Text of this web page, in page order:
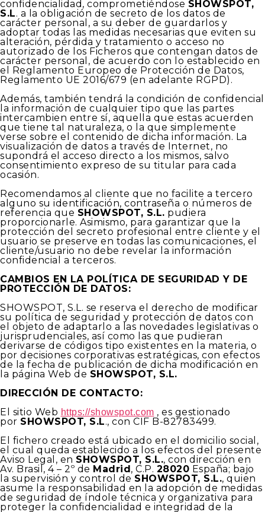
confidencialidad, comprometiéndose SHOWSPOT,
S.L. a la obligación de secreto de los datos de
carácter personal, a su deber de guardarlos y
adoptar todas las medidas necesarias que eviten su
alteración, pérdida y tratamiento o acceso no
autorizado de los Ficheros que contengan datos de
carácter personal, de acuerdo con lo establecido en
el Reglamento Europeo de Protección de Datos,
Reglamento UE 2016/679 (en adelante RGPD).
Además, también tendrá la condición de confidencial
la información de cualquier tipo que las partes
intercambien entre sí, aquella que estas acuerden
que tiene tal naturaleza, o la que simplemente
verse sobre el contenido de dicha información. La
visualización de datos a través de Internet, no
supondrá el acceso directo a los mismos, salvo
consentimiento expreso de su titular para cada
ocasión.
Recomendamos al cliente que no facilite a tercero
alguno su identificación, contraseña o números de
referencia que SHOWSPOT, S.L. pudiera
proporcionarle. Asimismo, para garantizar que la
protección del secreto profesional entre cliente y el
usuario se preserve en todas las comunicaciones, el
cliente/usuario no debe revelar la información
confidencial a terceros.
CAMBIOS EN LA POLÍTICA DE SEGURIDAD Y DE
PROTECCIÓN DE DATOS:
SHOWSPOT, S.L. se reserva el derecho de modificar
su política de seguridad y protección de datos con
el objeto de adaptarlo a las novedades legislativas o
jurisprudenciales, así como las que pudieran
derivarse de códigos tipo existentes en la materia, o
por decisiones corporativas estratégicas, con efectos
de la fecha de publicación de dicha modificación en
la página Web de SHOWSPOT, S.L.
DIRECCIÓN DE CONTACTO:
El sitio Web https://showspot.com , es gestionado
por SHOWSPOT, S.L., con CIF B-82783499.
El fichero creado está ubicado en el domicilio social,
el cual queda establecido a los efectos del presente
Aviso Legal, en SHOWSPOT, S.L., con dirección en
Av. Brasil, 4 – 2º de Madrid, C.P. 28020 España; bajo
la supervisión y control de SHOWSPOT, S.L., quien
asume la responsabilidad en la adopción de medidas
de seguridad de índole técnica y organizativa para
proteger la confidencialidad e integridad de la